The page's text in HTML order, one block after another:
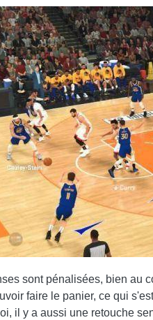
sont pénalisées, bien au
faire le panier, ce qui
il y a aussi une retouche